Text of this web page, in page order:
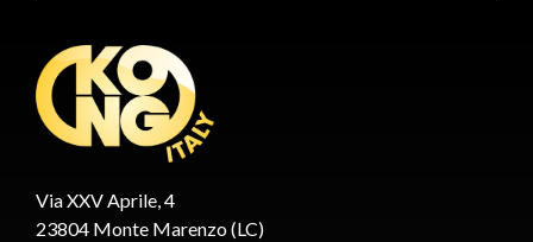
Via XXV Aprile, 4
23804 Monte Marenzo (LC)